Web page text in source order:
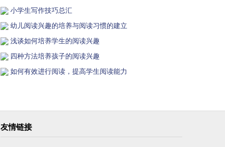
小学生写作技巧总汇
幼儿阅读兴趣的培养与阅读习惯的建立
浅谈如何培养学生的阅读兴趣
四种方法培养孩子的阅读兴趣
如何有效进行阅读，提高学生阅读能力
友情链接